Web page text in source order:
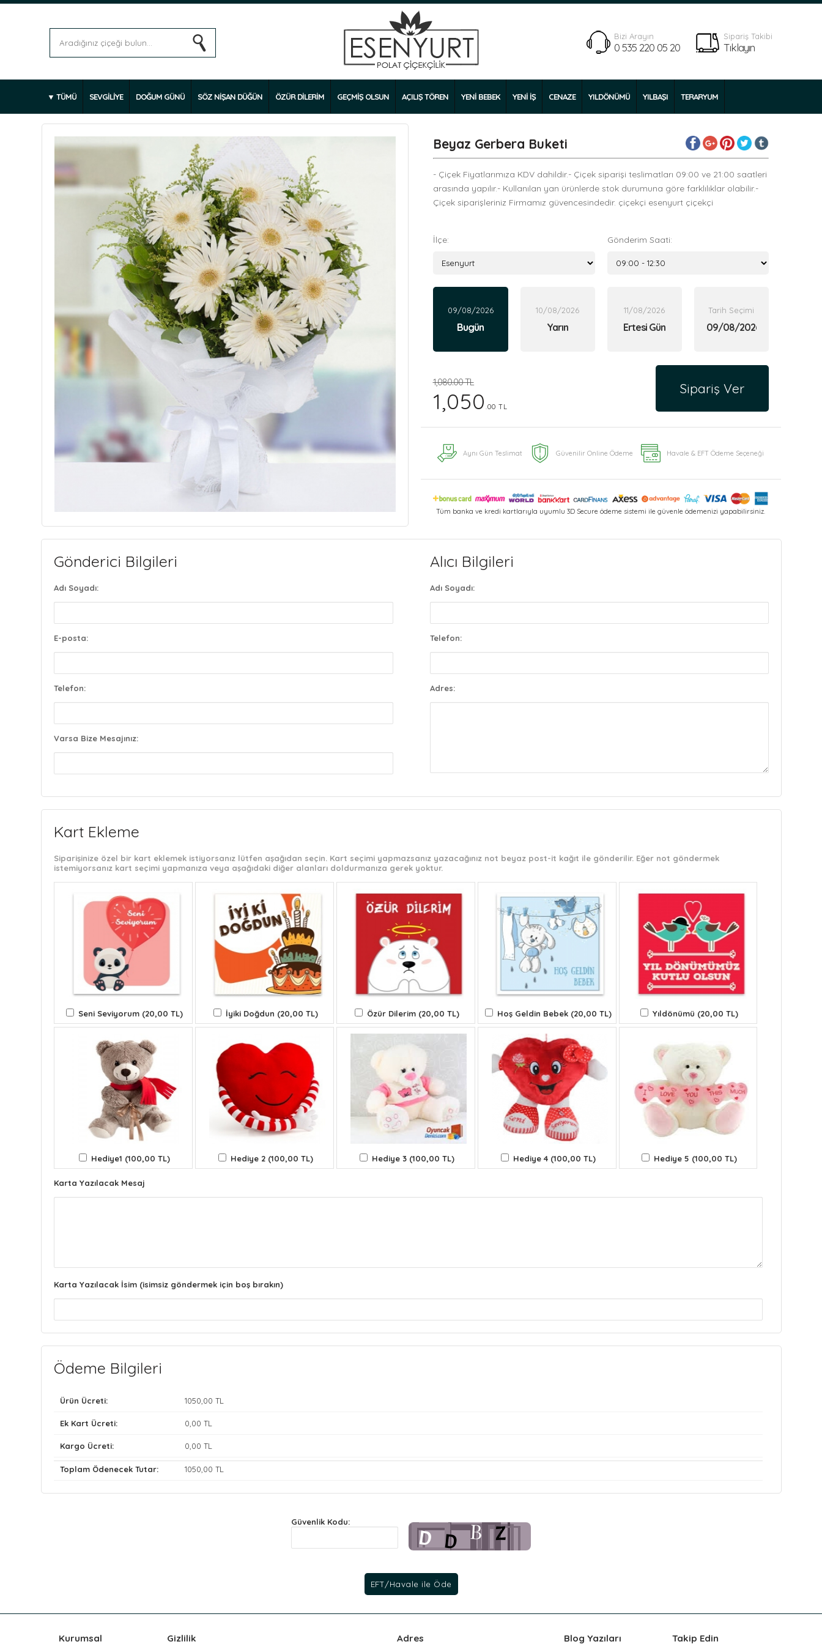
Bizi Arayın
0 535 220 05 20
Sipariş Takibi
Tıklayın
TÜMÜ SEVGİLİYE DOĞUM GÜNÜ SÖZ NİŞAN DÜĞÜN ÖZÜR DİLERİM GEÇMİŞ OLSUN AÇILIŞ TÖREN YENİ BEBEK YENİ İŞ CENAZE YILDÖNÜMÜ YILBAŞI TERARYUM
Beyaz Gerbera Buketi
- Çiçek Fiyatlarımıza KDV dahildir.- Çiçek siparişi teslimatları 09:00 ve 21:00 saatleri
arasında yapılır.- Kullanılan yan ürünlerde stok durumuna göre farklılıklar olabilir.-
Çiçek siparişleriniz Firmamız güvencesindedir. çiçekçi esenyurt çiçekçi
İlçe: Gönderim Saati:
09/08/2026
Bugün
10/08/2026
Yarın
11/08/2026
Ertesi Gün
Tarih Seçimi
1,080.00 TL
1,050 .00 TL
Sipariş Ver
Aynı Gün Teslimat Güvenilir Online Ödeme Havale & EFT Ödeme Seçeneği
Tüm banka ve kredi kartlarıyla uyumlu 3D Secure ödeme sistemi ile güvenle ödemenizi yapabilirsiniz.
Gönderici Bilgileri
Adı Soyadı:
E-posta:
Telefon:
Varsa Bize Mesajınız:
Alıcı Bilgileri
Adı Soyadı:
Telefon:
Adres:
Kart Ekleme
Siparişinize özel bir kart eklemek istiyorsanız lütfen aşağıdan seçin. Kart seçimi yapmazsanız yazacağınız not beyaz post-it kağıt ile gönderilir. Eğer not göndermek
istemiyorsanız kart seçimi yapmanıza veya aşağıdaki diğer alanları doldurmanıza gerek yoktur.
Seni Seviyorum (20,00 TL) İyiki Doğdun (20,00 TL) Özür Dilerim (20,00 TL) Hoş Geldin Bebek (20,00 TL) Yıldönümü (20,00 TL)
Hediye1 (100,00 TL) Hediye 2 (100,00 TL) Hediye 3 (100,00 TL) Hediye 4 (100,00 TL) Hediye 5 (100,00 TL)
Karta Yazılacak Mesaj
Karta Yazılacak İsim (isimsiz göndermek için boş bırakın)
Ödeme Bilgileri
Ürün Ücreti: 1050 ,00 TL
Ek Kart Ücreti: 0 ,00 TL
Kargo Ücreti: 0 ,00 TL
Toplam Ödenecek Tutar: 1050 ,00 TL
Güvenlik Kodu:
Kurumsal Gizlilik Adres Blog Yazıları Takip Edin